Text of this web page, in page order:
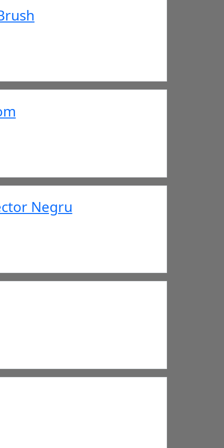
Negru